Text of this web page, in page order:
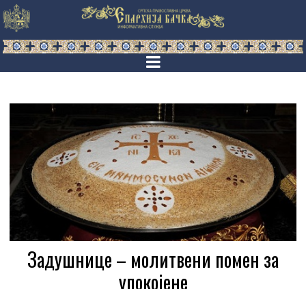
Задушнице – молитвени помен за
упокојене